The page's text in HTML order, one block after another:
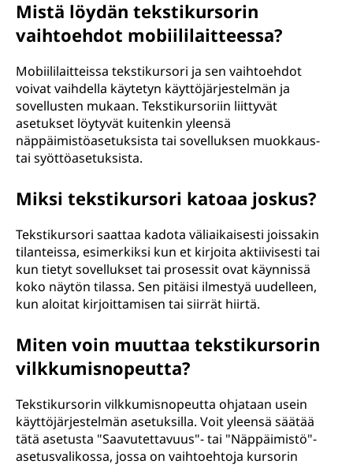
Mistä löydän tekstikursorin
vaihtoehdot mobiililaitteessa?
Mobiililaitteissa tekstikursori ja sen vaihtoehdot
voivat vaihdella käytetyn käyttöjärjestelmän ja
sovellusten mukaan. Tekstikursoriin liittyvät
asetukset löytyvät kuitenkin yleensä
näppäimistöasetuksista tai sovelluksen muokkaus-
tai syöttöasetuksista.
Miksi tekstikursori katoaa joskus?
Tekstikursori saattaa kadota väliaikaisesti joissakin
tilanteissa, esimerkiksi kun et kirjoita aktiivisesti tai
kun tietyt sovellukset tai prosessit ovat käynnissä
koko näytön tilassa. Sen pitäisi ilmestyä uudelleen,
kun aloitat kirjoittamisen tai siirrät hiirtä.
Miten voin muuttaa tekstikursorin
vilkkumisnopeutta?
Tekstikursorin vilkkumisnopeutta ohjataan usein
käyttöjärjestelmän asetuksilla. Voit yleensä säätää
tätä asetusta "Saavutettavuus"- tai "Näppäimistö"-
asetusvalikossa, jossa on vaihtoehtoja kursorin